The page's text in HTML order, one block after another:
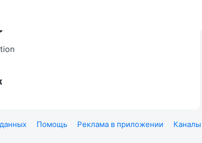
Помощь Реклама в приложении Каналы